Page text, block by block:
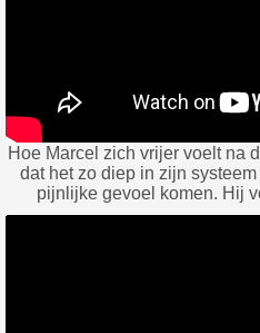
Hoe Marcel zich vrijer voelt na
dat het zo diep in zijn
pijnlijke gevoel komen. Hij